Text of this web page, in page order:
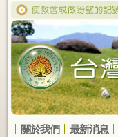
關於我們 最新消息